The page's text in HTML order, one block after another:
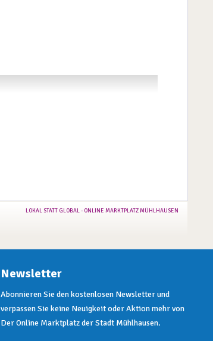
Newsletter
Abonnieren Sie den kostenlosen Newsletter und
verpassen Sie keine Neuigkeit oder Aktion mehr von
Der Online Marktplatz der Stadt Mühlhausen.